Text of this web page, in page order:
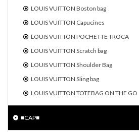
LOUIS VUITTON Boston bag
LOUIS VUITTON Capucines
LOUIS VUITTON POCHETTE TROCA
LOUIS VUITTON Scratch bag
LOUIS VUITTON Shoulder Bag
LOUIS VUITTON Sling bag
LOUIS VUITTON TOTEBAG ON THE GO
■CAP■